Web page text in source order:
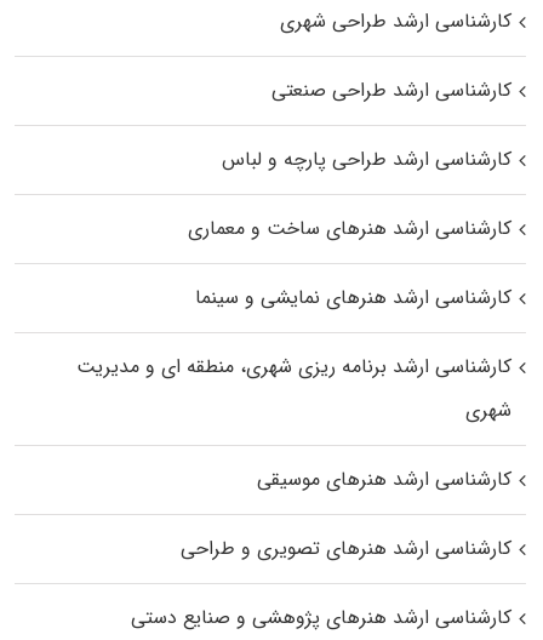
کارشناسی ارشد طراحی شهری
کارشناسی ارشد طراحی صنعتی
کارشناسی ارشد طراحی پارچه و لباس
کارشناسی ارشد هنرهای ساخت و معماری
کارشناسی ارشد هنرهای نمایشی و سینما
کارشناسی ارشد برنامه ریزی شهری، منطقه‌ ای و مدیریت
شهری
کارشناسی ارشد هنرهای موسیقی
کارشناسی ارشد هنرهای تصویری و طراحی
کارشناسی ارشد هنرهای پژوهشی و صنایع دستی